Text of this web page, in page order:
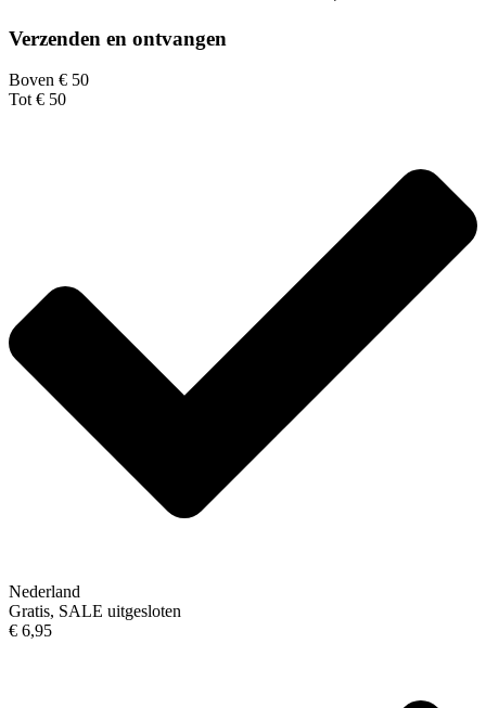
Verzenden en ontvangen
Boven € 50
Tot € 50
Nederland
Gratis, SALE uitgesloten
€ 6,95